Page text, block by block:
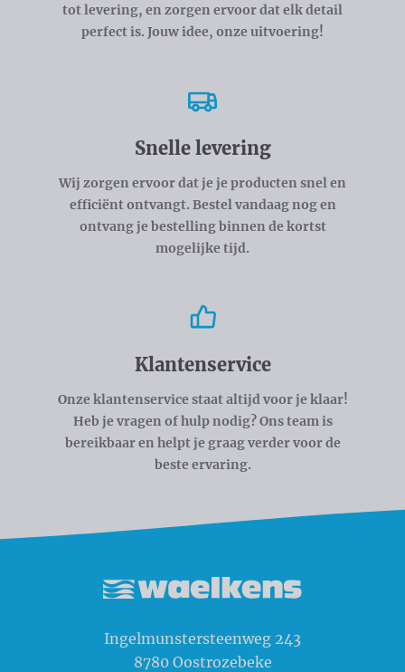
tot levering, en zorgen ervoor dat elk detail
perfect is. Jouw idee, onze uitvoering!
Snelle levering
Wij zorgen ervoor dat je je producten snel en
efficiënt ontvangt. Bestel vandaag nog en
ontvang je bestelling binnen de kortst
mogelijke tijd.
Klantenservice
Onze klantenservice staat altijd voor je klaar!
Heb je vragen of hulp nodig? Ons team is
bereikbaar en helpt je graag verder voor de
beste ervaring.
Ingelmunstersteenweg 243
8780 Oostrozebeke